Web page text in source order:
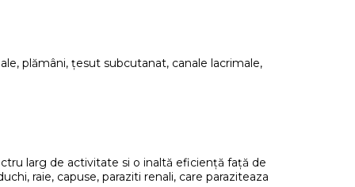
plămâni, țesut subcutanat, canale lacrimale,
larg de activitate si o inaltă eficiență față de
raie, capuse, paraziti renali, care paraziteaza